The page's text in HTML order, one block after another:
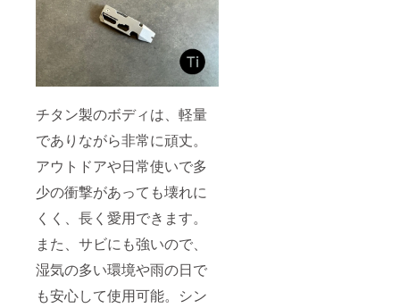
チタン製のボディは、軽量
でありながら非常に頑丈。
アウトドアや日常使いで多
少の衝撃があっても壊れに
くく、長く愛用できます。
また、サビにも強いので、
湿気の多い環境や雨の日で
も安心して使用可能。シン